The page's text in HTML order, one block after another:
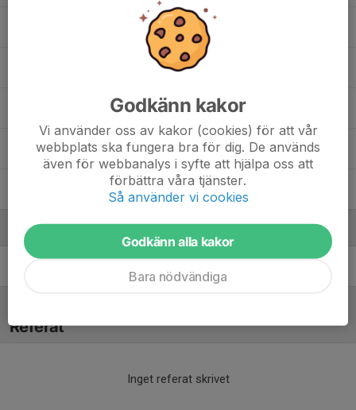
Levi Öjebrandt
Simon Risberg
Sixten Lundgren
Ledare
Referat
Inget referat skrivet
Godkänn kakor
Vi använder oss av kakor (cookies) för att vår
webbplats ska fungera bra för dig. De används
även för webbanalys i syfte att hjälpa oss att
förbättra våra tjänster.
Så använder vi cookies
Godkänn alla kakor
Bara nödvändiga